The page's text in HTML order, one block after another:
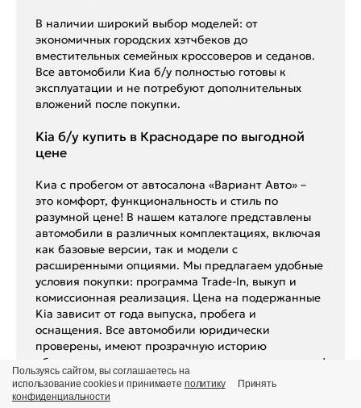
В наличии широкий выбор моделей: от
экономичных городских хэтчбеков до
вместительных семейных кроссоверов и седанов.
Все автомобили Киа б/у полностью готовы к
эксплуатации и не потребуют дополнительных
вложений после покупки.
Kia б/у купить в Краснодаре по выгодной
цене
Киа с пробегом от автосалона «Вариант Авто» –
это комфорт, функциональность и стиль по
разумной цене! В нашем каталоге представлены
автомобили в различных комплектациях, включая
как базовые версии, так и модели с
расширенными опциями. Мы предлагаем удобные
условия покупки: программа Trade-In, выкуп и
комиссионная реализация. Цена на подержанные
Kia зависит от года выпуска, пробега и
оснащения. Все автомобили юридически
проверены, имеют прозрачную историю
обслуживания и полностью готовы к эксплуатации!
Преимущества приобретения автомобиля
Пользуясь сайтом, вы соглашаетесь на
использование cookies и принимаете политику
конфиденциальности
Принять